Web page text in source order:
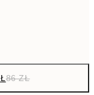
86 ZŁ